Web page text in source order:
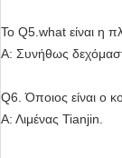
Το Q5.what είναι η
Α: Συνήθως
Q6. Όποιος είναι ο
Α: Λιμένας Tianjin.